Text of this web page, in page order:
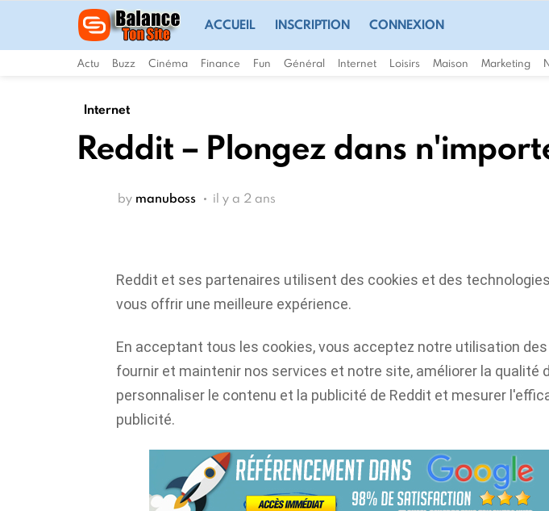
ACCUEIL INSCRIPTION CONNEXION
Actu Buzz Cinéma Finance Fun Général Internet Loisirs Maison Marketing
Internet
Reddit – Plongez dans
by manuboss il y a 2 ans
Reddit et ses partenaires utilisent des cookies et des
vous offrir une meilleure expérience.
En acceptant tous les cookies, vous acceptez notre utilisation
fournir et maintenir nos services et notre site, améliorer la qualité
personnaliser le contenu et la publicité de Reddit et mesurer
publicité.